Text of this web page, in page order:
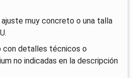
muy concreto o una talla
con detalles técnicos o
no indicadas en la descripción